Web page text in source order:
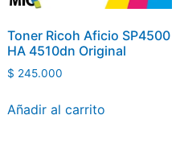
Toner Ricoh Aficio SP4500
HA 4510dn Original
$ 245.000
Añadir al carrito